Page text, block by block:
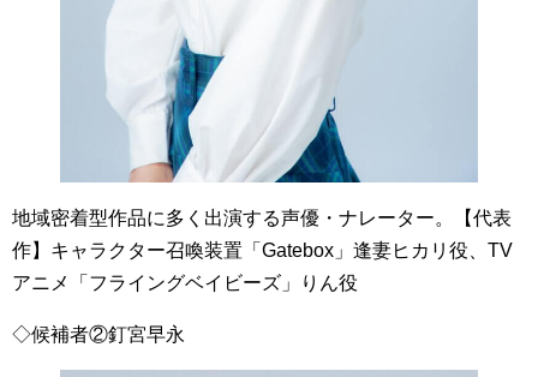
地域密着型作品に多く出演する声優・ナレーター。【代表
作】キャラクター召喚装置「Gatebox」逢妻ヒカリ役、TV
アニメ「フライングベイビーズ」りん役
◇候補者②釘宮早永